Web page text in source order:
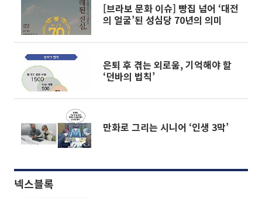
[브라보 문화 이슈] 빵집 넘어 ‘대전
의 얼굴’된 성심당 70년의 의미
은퇴 후 겪는 외로움, 기억해야 할
‘던바의 법칙’
만화로 그리는 시니어 ‘인생 3막’
넥스블록